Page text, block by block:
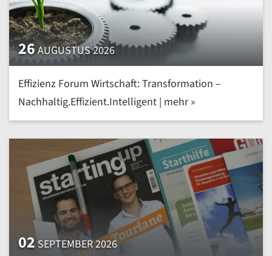
26AUGUSTUS 2026
Effizienz Forum Wirtschaft: Transformation –
Nachhaltig.Effizient.Intelligent | mehr »
02 SEPTEMBER 2026